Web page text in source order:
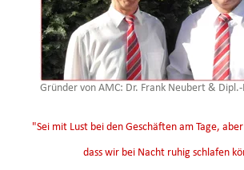
Gründer von AMC: Dr. Frank Neubert &
"Sei mit Lust bei den Geschäften am Tage,
dass wir bei Nacht ruhig schlafen